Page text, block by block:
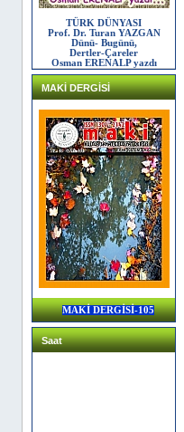
TÜRK DÜNYASI
Prof. Dr. Turan YAZGAN
Dünü- Bugünü,
Dertler-Çareler
Osman ERENALP yazdı
MAKİ DERGİSİ
MAKİ DERGİSİ-105
Saat